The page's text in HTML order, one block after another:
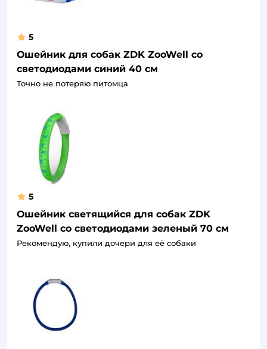
5
Ошейник для собак ZDK ZooWell со
светодиодами синий 40 см
Точно не потеряю питомца
5
Ошейник светящийся для собак ZDK
ZooWell со светодиодами зеленый 70 см
Рекомендую, купили дочери для её собаки